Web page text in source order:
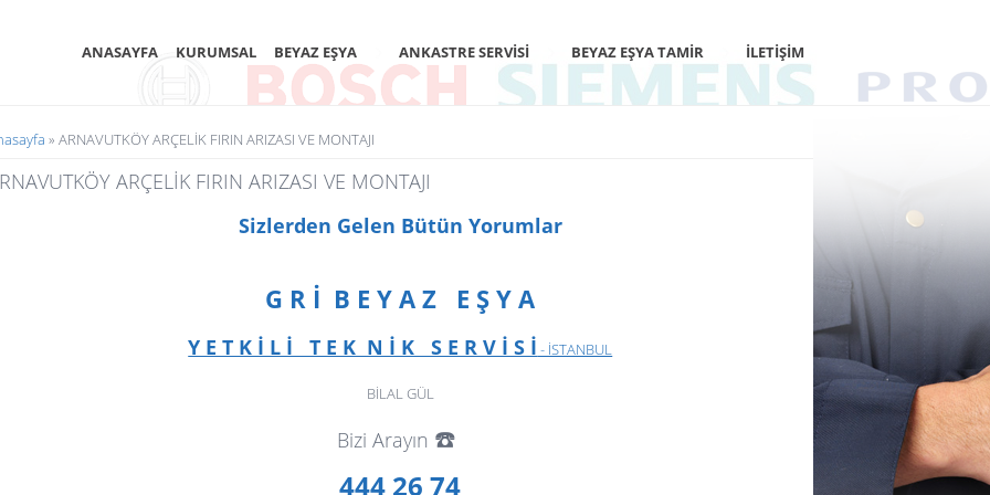
ANASAYFA KURUMSAL BEYAZ EŞYA ANKASTRE SERVISI BEYAZ EŞYA TAMIR İLETIŞIM
» ARNAVUTKÖY ARÇELİK FIRIN ARIZASI VE MONTAJI
ARÇELİK FIRIN ARIZASI VE MONTAJI
Sizlerden Gelen Bütün Yorumlar
G R İ B E Y A Z E Ş Y A
Y E T K İ L İ T E K N İ K S E R V İ S İ - İSTANBUL
BİLAL GÜL
Bizi Arayın ☎️
444 26 74